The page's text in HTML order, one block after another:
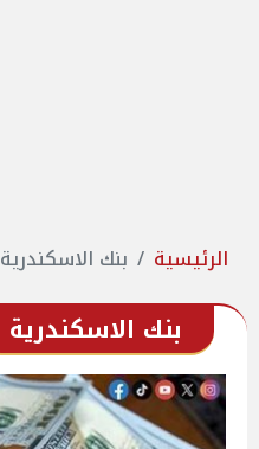
الرئيسية بنك الاسكندرية
بنك الاسكندرية